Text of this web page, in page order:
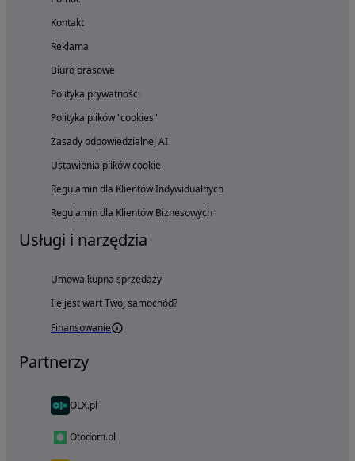
Kontakt
Reklama
Biuro prasowe
Polityka prywatności
Polityka plików "cookies"
Zasady odpowiedzialnej AI
Ustawienia plików cookie
Regulamin dla Klientów Indywidualnych
Regulamin dla Klientów Biznesowych
Usługi i narzędzia
Umowa kupna sprzedaży
Ile jest wart Twój samochód?
Finansowanie
Partnerzy
OLX.pl
Otodom.pl